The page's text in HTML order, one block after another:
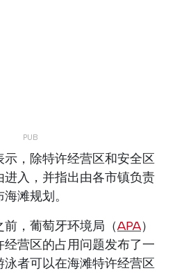
，除特许经营区和安全区
入，并指出由各市镇负责
滩规划。
，葡萄牙环境局（APA）
营区的占用问题发布了一
者可以在海滩特许经营区